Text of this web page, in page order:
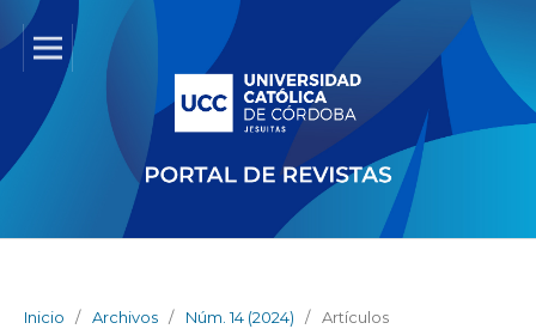
Inicio / Archivos / Núm. 14 (2024) / Artículos